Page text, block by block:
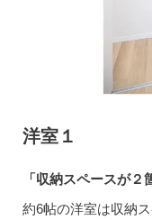
洋室１
「収納スペースが２
約6帖の洋室は収納